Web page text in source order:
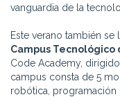
vanguardia de la
Este verano también
Campus
Code Academy,
campus consta de 5
robótica,